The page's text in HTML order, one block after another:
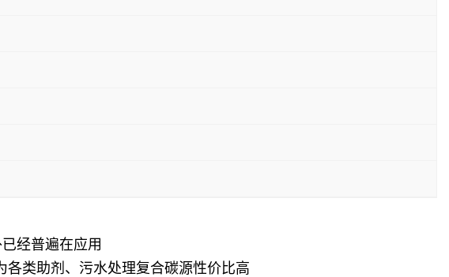
经普遍在应用
各类助剂、污水处理复合碳源性价比高